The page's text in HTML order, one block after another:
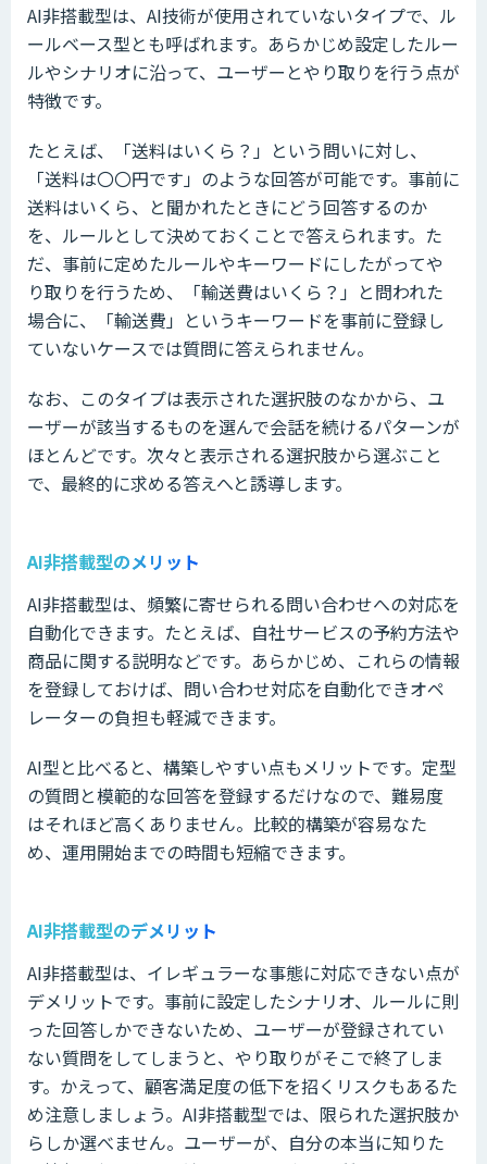
AI非搭載型は、AI技術が使用されていないタイプで、ル
ールベース型とも呼ばれます。あらかじめ設定したルー
ルやシナリオに沿って、ユーザーとやり取りを行う点が
特徴です。
たとえば、「送料はいくら？」という問いに対し、
「送料は〇〇円です」のような回答が可能です。事前に
送料はいくら、と聞かれたときにどう回答するのか
を、ルールとして決めておくことで答えられます。た
だ、事前に定めたルールやキーワードにしたがってや
り取りを行うため、「輸送費はいくら？」と問われた
場合に、「輸送費」というキーワードを事前に登録し
ていないケースでは質問に答えられません。
なお、このタイプは表示された選択肢のなかから、ユ
ーザーが該当するものを選んで会話を続けるパターンが
ほとんどです。次々と表示される選択肢から選ぶこと
で、最終的に求める答えへと誘導します。
AI非搭載型のメリット
AI非搭載型は、頻繁に寄せられる問い合わせへの対応を
自動化できます。たとえば、自社サービスの予約方法や
商品に関する説明などです。あらかじめ、これらの情報
を登録しておけば、問い合わせ対応を自動化できオペ
レーターの負担も軽減できます。
AI型と比べると、構築しやすい点もメリットです。定型
の質問と模範的な回答を登録するだけなので、難易度
はそれほど高くありません。比較的構築が容易なた
め、運用開始までの時間も短縮できます。
AI非搭載型のデメリット
AI非搭載型は、イレギュラーな事態に対応できない点が
デメリットです。事前に設定したシナリオ、ルールに則
った回答しかできないため、ユーザーが登録されてい
ない質問をしてしまうと、やり取りがそこで終了しま
す。かえって、顧客満足度の低下を招くリスクもあるた
め注意しましょう。AI非搭載型では、限られた選択肢か
らしか選べません。ユーザーが、自分の本当に知りた